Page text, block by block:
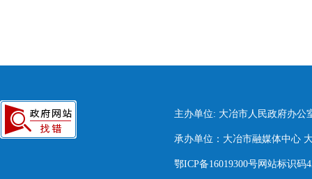
主办单位: 大冶市人民政府办公
承办单位：大冶市融媒体中心
鄂ICP备16019300号网站标识码